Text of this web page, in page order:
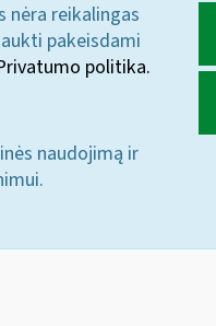
nėra reikalingas
pakeisdami
politika.
naudojimą ir